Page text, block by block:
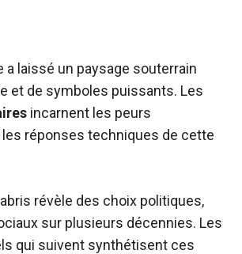
a laissé un paysage souterrain
et de symboles puissants. Les
incarnent les peurs
réponses techniques de cette
révèle des choix politiques,
sur plusieurs décennies. Les
qui suivent synthétisent ces